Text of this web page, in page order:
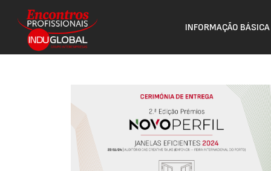
INFORMAÇÃO BÁSICA